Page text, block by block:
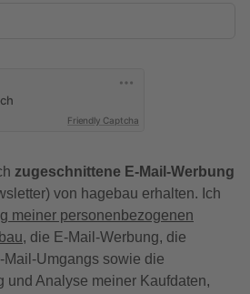
Friendly Captcha
zugeschnittene E-Mail-Werbung
von hagebau erhalten. Ich
meiner personenbezogenen
, die E-Mail-Werbung, die
Umgangs sowie die
und Analyse meiner Kaufdaten,